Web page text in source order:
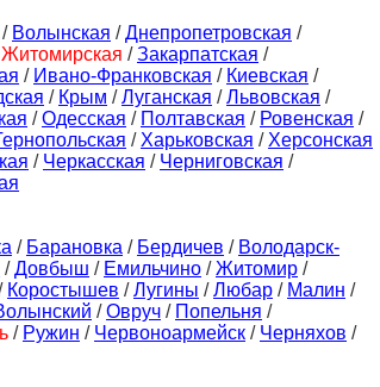
/ Волынская /Днепропетровская /
Житомирская /Закарпатская /
/ Ивано-Франковская / Киевская /
/ Крым /Луганская /Львовская /
/Одесская / Полтавская / Ровенская /
/ Харьковская / Херсонская
/ Черкасская / Черниговская /
/ Барановка / Бердичев / Володарск-
/Довбыш / Емильчино /Житомир /
Коростышев /Лугины /Любар / Малин /
/Овруч / Попельня /
/ Ружин / Червоноармейск / Черняхов /